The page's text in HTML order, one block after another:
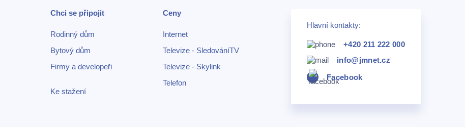
Chci se připojit
Rodinný dům
Bytový dům
Firmy a developeři
Ke stažení
Ceny
Internet
Televize - SledováníTV
Televize - Skylink
Telefon
Hlavní kontakty:
+420 211 222 000
info@jmnet.cz
Facebook